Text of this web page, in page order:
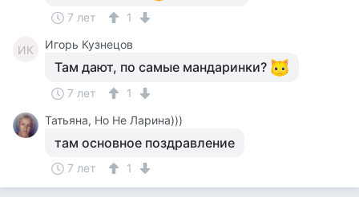
7 лет 1
ИК Игорь Кузнецов
Там дают, по самые мандаринки?
7 лет
1
Татьяна, Но Не Ларина)))
там основное поздравление
7 лет 1